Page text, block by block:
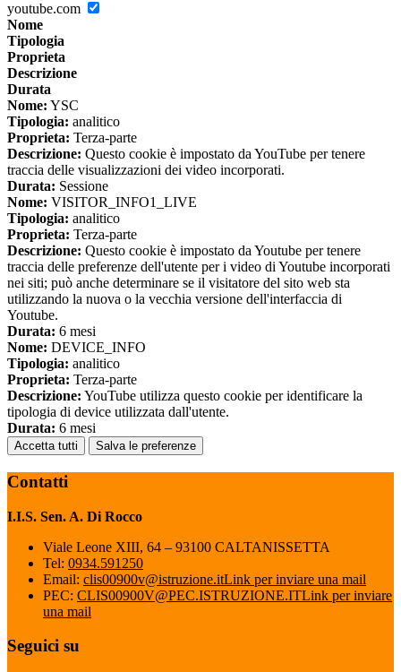
youtube.com
Nome
Tipologia
Proprieta
Descrizione
Durata
Nome: YSC
Tipologia: analitico
Proprieta: Terza-parte
Descrizione: Questo cookie è impostato da YouTube per tenere
traccia delle visualizzazioni dei video incorporati.
Durata: Sessione
Nome: VISITOR_INFO1_LIVE
Tipologia: analitico
Proprieta: Terza-parte
Descrizione: Questo cookie è impostato da Youtube per tenere
traccia delle preferenze dell'utente per i video di Youtube incorporati
nei siti; può anche determinare se il visitatore del sito web sta
utilizzando la nuova o la vecchia versione dell'interfaccia di
Youtube.
Durata: 6 mesi
Nome: DEVICE_INFO
Tipologia: analitico
Proprieta: Terza-parte
Descrizione: YouTube utilizza questo cookie per identificare la
tipologia di device utilizzata dall'utente.
Durata: 6 mesi
Accetta tutti Salva le preferenze
Contatti
I.I.S. Sen. A. Di Rocco
Viale Leone XIII, 64 – 93100 CALTANISSETTA
Tel: 0934.591250
Email: clis00900v@istruzione.itLink per inviare una mail
PEC: CLIS00900V@PEC.ISTRUZIONE.ITLink per inviare
una mail
Seguici su